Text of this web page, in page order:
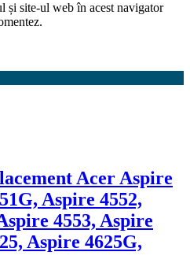
și site-ul web în acest navigator
Acer Aspire
Aspire 4552,
4553, Aspire
Aspire 4625G,